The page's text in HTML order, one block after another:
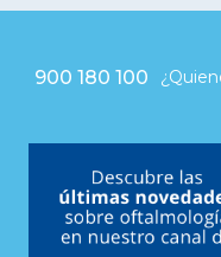
900 180 100